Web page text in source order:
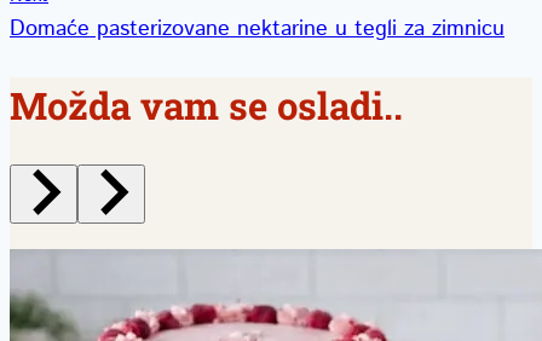
Domaće pasterizovane nektarine u tegli za zimnicu
Možda vam se osladi..